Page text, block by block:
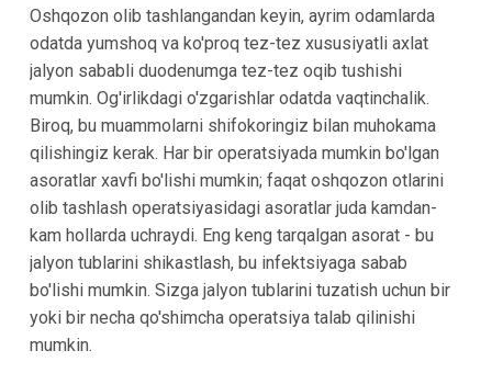
Oshqozon olib tashlangandan keyin, ayrim odamlarda
odatda yumshoq va ko'proq tez-tez xususiyatli axlat
jalyon sababli duodenumga tez-tez oqib tushishi
mumkin. Og'irlikdagi o'zgarishlar odatda vaqtinchalik.
Biroq, bu muammolarni shifokoringiz bilan muhokama
qilishingiz kerak. Har bir operatsiyada mumkin bo'lgan
asoratlar xavfi bo'lishi mumkin; faqat oshqozon otlarini
olib tashlash operatsiyasidagi asoratlar juda kamdan-
kam hollarda uchraydi. Eng keng tarqalgan asorat - bu
jalyon tublarini shikastlash, bu infektsiyaga sabab
bo'lishi mumkin. Sizga jalyon tublarini tuzatish uchun bir
yoki bir necha qo'shimcha operatsiya talab qilinishi
mumkin.